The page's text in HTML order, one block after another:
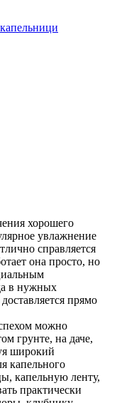
хорошего
увлажнение
справляется
она просто, но
в нужных
прямо
можно
грунте, на даче,
широкий
капельного
капельную ленту,
практически